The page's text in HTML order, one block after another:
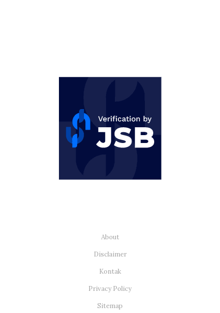
About
Disclaimer
Kontak
Privacy Policy
Sitemap